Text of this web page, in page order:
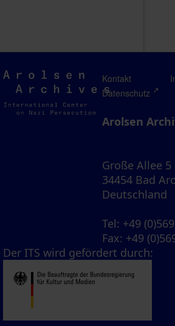
Arolsen
Archives
Kontakt
Datenschutz
Arolsen
Große Allee 5
34454 Bad
Deutschland
Tel: +49
Fax: +49
Der ITS wird gefördert durch: